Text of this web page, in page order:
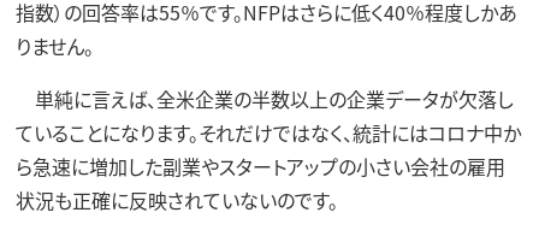
指数）の回答率は55％です。NFPはさらに低く40％程度しかあ
りません。
単純に言えば、全米企業の半数以上の企業データが欠落し
ていることになります。それだけではなく、統計にはコロナ中か
ら急速に増加した副業やスタートアップの小さい会社の雇用
状況も正確に反映されていないのです。